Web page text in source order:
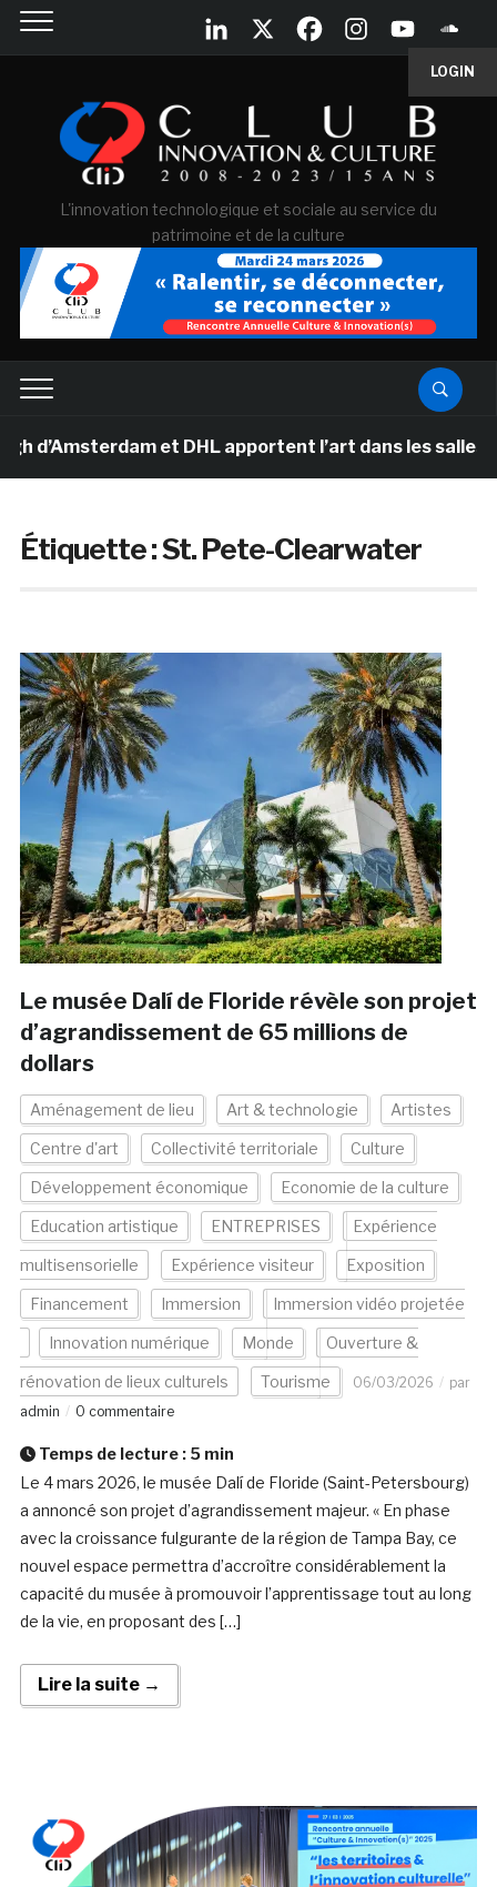
LOGIN
L'innovation technologique et sociale au service du
patrimoine et de la culture
et DHL apportent l’art dans les salles de
Étiquette :St. Pete-Clearwater
Le musée Dalí de Floride révèle son projet
d’agrandissement de 65 millions de
dollars
Aménagement de lieu Art & technologie Artistes
Centre d'art Collectivité territoriale Culture
Développement économique Economie de la culture
Education artistique ENTREPRISES Expérience
multisensorielle Expérience visiteur Exposition
Financement Immersion Immersion vidéo projetée
Innovation numérique Monde Ouverture &
rénovation de lieux culturels Tourisme 06/03/2026
par
admin
0 commentaire
Temps de lecture : 5 min
Le 4 mars 2026, le musée Dalí de Floride (Saint-Petersbourg)
a annoncé son projet d’agrandissement majeur. « En phase
avec la croissance fulgurante de la région de Tampa Bay, ce
nouvel espace permettra d’accroître considérablement la
capacité du musée à promouvoir l’apprentissage tout au long
de la vie, en proposant des […]
Lire la suite →